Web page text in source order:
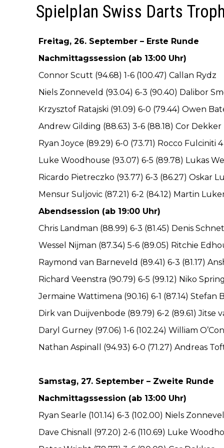
Spielplan Swiss Darts
Freitag, 26. September – Erste Runde
Nachmittagssession (ab 13:00 Uhr)
Connor Scutt (94.68) 1-6 (100.47) Callan Rydz
Niels Zonneveld (93.04) 6-3 (90.40) Dalibor
Krzysztof Ratajski (91.09) 6-0 (79.44) Owen
Andrew Gilding (88.63) 3-6 (88.18) Cor Dekker
Ryan Joyce (89.29) 6-0 (73.71) Rocco Fulciniti 4
Luke Woodhouse (93.07) 6-5 (89.78) Lukas
Ricardo Pietreczko (93.77) 6-3 (86.27) Oskar
Mensur Suljovic (87.21) 6-2 (84.12) Martin
Abendsession (ab 19:00 Uhr)
Chris Landman (88.99) 6-3 (81.45) Denis
Wessel Nijman (87.34) 5-6 (89.05) Ritchie
Raymond van Barneveld (89.41) 6-3 (81.17)
Richard Veenstra (90.79) 6-5 (99.12) Niko
Jermaine Wattimena (90.16) 6-1 (87.14) Stefan
Dirk van Duijvenbode (89.79) 6-2 (89.61) Jitse
Daryl Gurney (97.06) 1-6 (102.24) William
Nathan Aspinall (94.93) 6-0 (71.27) Andreas
Samstag, 27. September – Zweite Runde
Nachmittagssession (ab 13:00 Uhr)
Ryan Searle (101.14) 6-3 (102.00) Niels
Dave Chisnall (97.20) 2-6 (110.69) Luke